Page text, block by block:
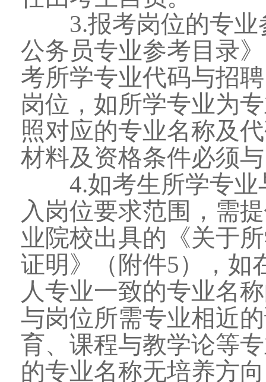
3.报考岗位的专业
公务员专业参考目录
考所学专业代码与招
岗位，如所学专业为
照对应的专业名称及
材料及资格条件必须
4.如考生所学专业
入岗位要求范围，需
业院校出具的《关于
证明》（附件5），如
人专业一致的专业名
与岗位所需专业相近
育、课程与教学论等
的专业名称无培养方